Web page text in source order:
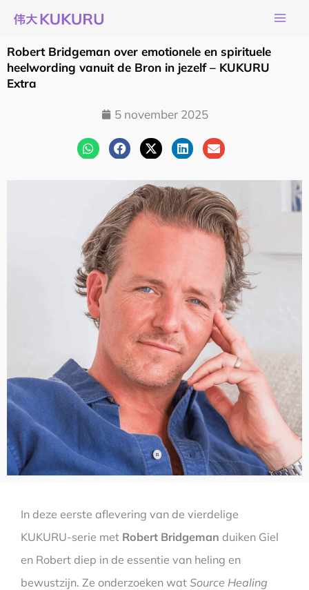
naar
de
inhoud
Robert Bridgeman over emotionele en spirituele
heelwording vanuit de Bron in jezelf – KUKURU
Extra
5 november 2025
In deze eerste aflevering van de vierdelige
KUKURU-serie met Robert Bridgeman duiken Giel
en Robert diep in de essentie van heling en
bewustzijn. Ze onderzoeken wat Source Healing